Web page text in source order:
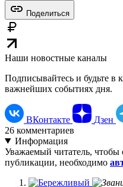
Поделиться
Наши новостные каналы
Подписывайтесь и будьте в
важнейших событиях дня.
ВКонтакте Дзен
26 комментариев
Информация
Уважаемый читатель, чтобы
публикации, необходимо